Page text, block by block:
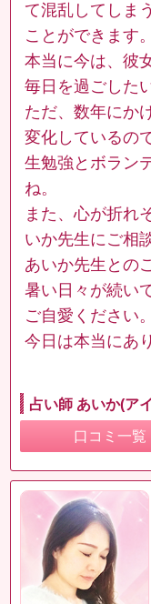
て混乱してしま
ことができます。
本当に今は、彼
毎日を過ごした
ただ、数年にか
変化しているの
生勉強とボラン
ね。
また、心が折れ
いか先生にご相
あいか先生との
暑い日々が続い
ご自愛ください。
今日は本当にあ
占い師 あいか(ア
口コミ一覧